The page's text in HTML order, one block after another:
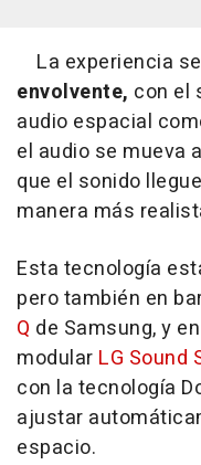
La experiencia
envolvente, con el
audio espacial
el audio se mueva
que el sonido
manera más
Esta tecnología
pero también en
Q de Samsung, y
modular LG Sound
con la tecnología
ajustar
espacio.